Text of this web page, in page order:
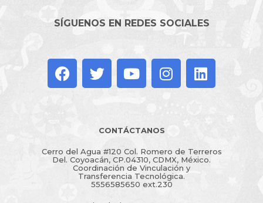
SÍGUENOS EN REDES SOCIALES
CONTÁCTANOS
Cerro del Agua #120 Col. Romero de Terreros
Del. Coyoacán, CP.04310, CDMX, México.
Coordinación de Vinculación y
Transferencia Tecnológica.
5556585650 ext.230